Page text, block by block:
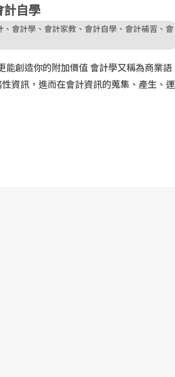
計自學
、 會計學、 會計家教 、 會計自學、 會計補習 、 會
創造你的附加價值 會計學又稱為商業語
資訊，進而在會計資訊的蒐集、產生、運